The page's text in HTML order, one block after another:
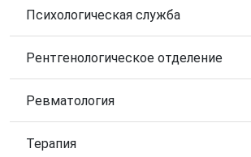
Психологическая служба
Рентгенологическое отделение
Ревматология
Терапия